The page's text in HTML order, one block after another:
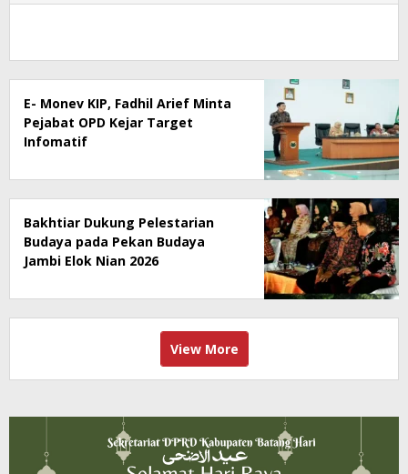
E- Monev KIP, Fadhil Arief Minta
Pejabat OPD Kejar Target
Infomatif
Bakhtiar Dukung Pelestarian
Budaya pada Pekan Budaya
Jambi Elok Nian 2026
View More